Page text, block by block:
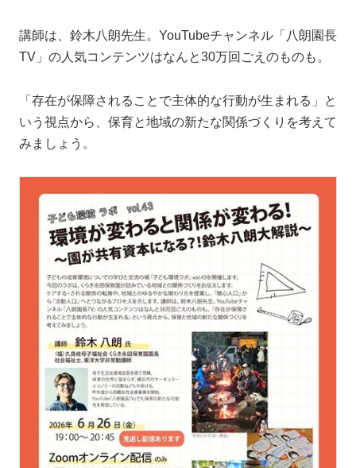
講師は、鈴木八朗先生。YouTubeチャンネル「八朗園長
TV」の人気コンテンツはなんと30万回ごえのものも。
「存在が保障されることで主体的な行動が生まれる」と
いう視点から、保育と地域の新たな関係づくりを考えて
みましょう。